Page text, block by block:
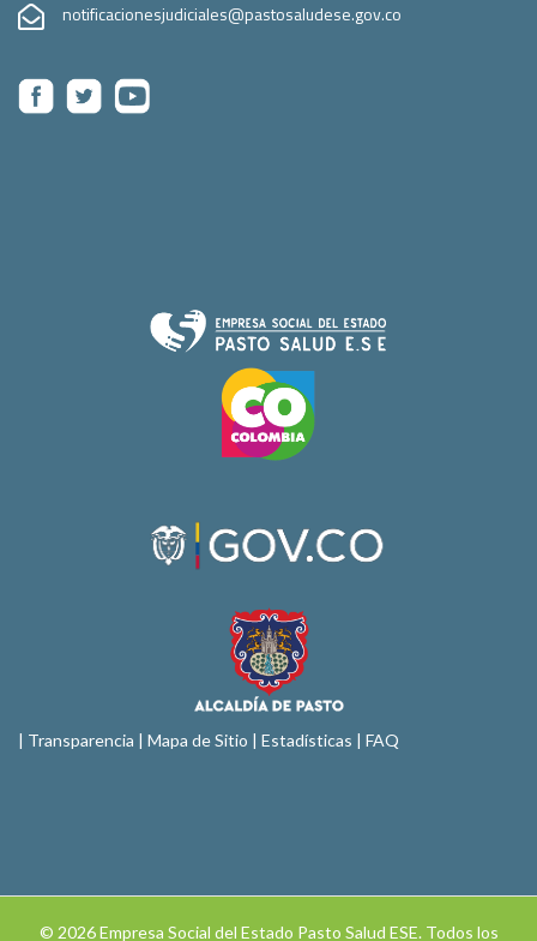
notificacionesjudiciales@pastosaludese.gov.co
| Transparencia | Mapa de Sitio | Estadísticas | FAQ
© 2026 Empresa Social del Estado Pasto Salud ESE. Todos los